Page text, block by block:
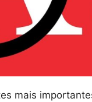
mais